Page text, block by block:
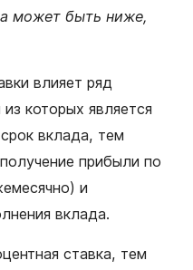
может быть ниже,
влияет ряд
которых является
вклада, тем
прибыли по
и
вклада.
ставка, тем